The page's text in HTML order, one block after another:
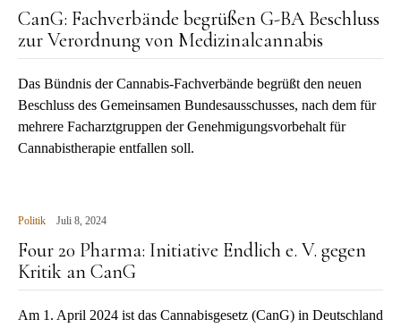
CanG: Fachverbände begrüßen G-BA Beschluss
zur Verordnung von Medizinalcannabis
Das Bündnis der Cannabis-Fachverbände begrüßt den neuen
Beschluss des Gemeinsamen Bundesausschusses, nach dem für
mehrere Facharztgruppen der Genehmigungsvorbehalt für
Cannabistherapie entfallen soll.
Politik Juli 8, 2024
Four 20 Pharma: Initiative Endlich e. V. gegen
Kritik an CanG
Am 1. April 2024 ist das Cannabisgesetz (CanG) in Deutschland